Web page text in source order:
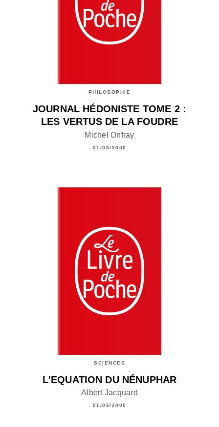
PHILOSOPHIE
JOURNAL HÉDONISTE TOME 2 :
LES VERTUS DE LA FOUDRE
Michel Onfray
01/03/2000
SCIENCES
L'EQUATION DU NÉNUPHAR
Albert Jacquard
01/03/2000